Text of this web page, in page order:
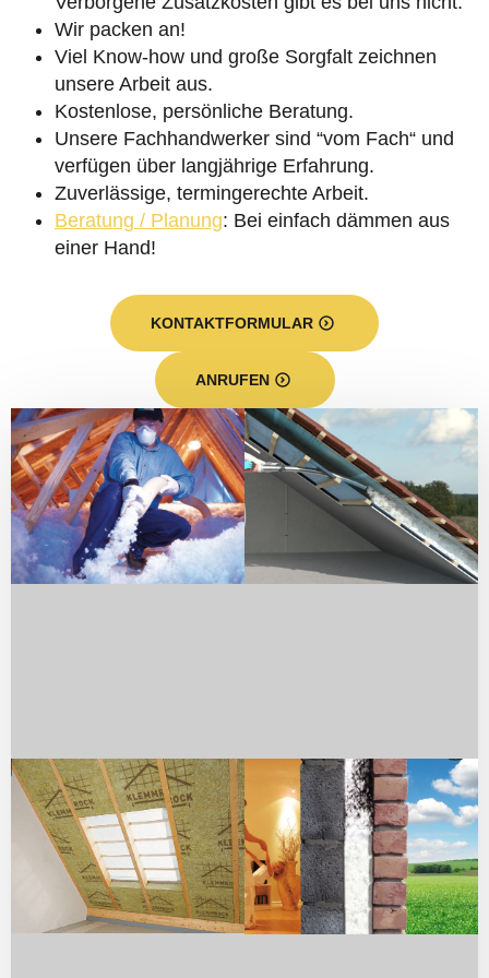
Wir packen an!
Viel Know-how und große Sorgfalt zeichnen
unsere Arbeit aus.
Kostenlose, persönliche Beratung.
Unsere Fachhandwerker sind “vom Fach“ und
verfügen über langjährige Erfahrung.
Zuverlässige, termingerechte Arbeit.
Beratung / Planung: Bei einfach dämmen aus
einer Hand!
KONTAKTFORMULAR
ANRUFEN